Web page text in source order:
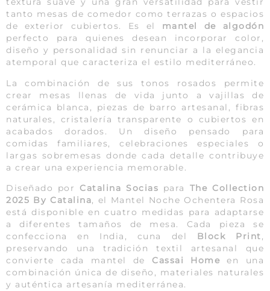
tanto mesas de comedor como terrazas o espacios
de exterior cubiertos. Es el mantel de algodón
perfecto para quienes desean incorporar color,
diseño y personalidad sin renunciar a la elegancia
atemporal que caracteriza el estilo mediterráneo.
La combinación de sus tonos rosados permite
crear mesas llenas de vida junto a vajillas de
cerámica blanca, piezas de barro artesanal, fibras
naturales, cristalería transparente o cubiertos en
acabados dorados. Un diseño pensado para
comidas familiares, celebraciones especiales o
largas sobremesas donde cada detalle contribuye
a crear una experiencia memorable.
Diseñado por Catalina Socias para The Collection
2025 By Catalina, el Mantel Noche Ochentera Rosa
está disponible en cuatro medidas para adaptarse
a diferentes tamaños de mesa. Cada pieza se
confecciona en India, cuna del Block Print,
preservando una tradición textil artesanal que
convierte cada mantel de Cassai Home en una
combinación única de diseño, materiales naturales
y auténtica artesanía mediterránea.